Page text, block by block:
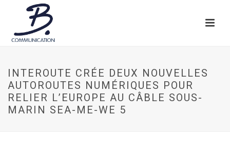
INTEROUTE CRÉE DEUX NOUVELLES
AUTOROUTES NUMÉRIQUES POUR
RELIER L’EUROPE AU CÂBLE SOUS-
MARIN SEA-ME-WE 5